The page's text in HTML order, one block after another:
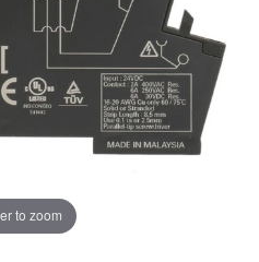
to zoom